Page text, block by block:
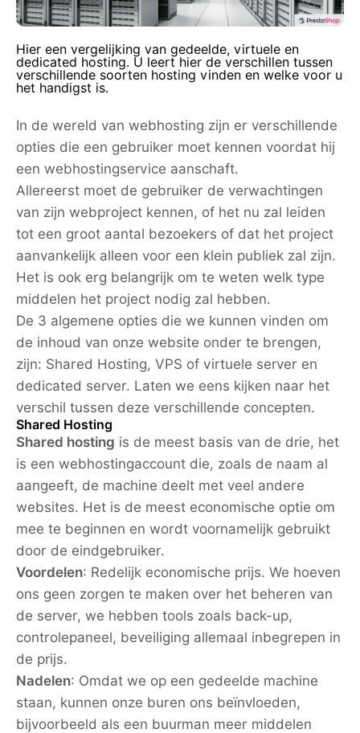
Hier een vergelijking van gedeelde, virtuele en
dedicated hosting. U leert hier de verschillen tussen
verschillende soorten hosting vinden en welke voor u
het handigst is.
In de wereld van webhosting zijn er verschillende
opties die een gebruiker moet kennen voordat hij
een webhostingservice aanschaft.
Allereerst moet de gebruiker de verwachtingen
van zijn webproject kennen, of het nu zal leiden
tot een groot aantal bezoekers of dat het project
aanvankelijk alleen voor een klein publiek zal zijn.
Het is ook erg belangrijk om te weten welk type
middelen het project nodig zal hebben.
De 3 algemene opties die we kunnen vinden om
de inhoud van onze website onder te brengen,
zijn: Shared Hosting, VPS of virtuele server en
dedicated server. Laten we eens kijken naar het
verschil tussen deze verschillende concepten.
Shared Hosting
Shared hosting is de meest basis van de drie, het
is een webhostingaccount die, zoals de naam al
aangeeft, de machine deelt met veel andere
websites. Het is de meest economische optie om
mee te beginnen en wordt voornamelijk gebruikt
door de eindgebruiker.
Voordelen: Redelijk economische prijs. We hoeven
ons geen zorgen te maken over het beheren van
de server, we hebben tools zoals back-up,
controlepaneel, beveiliging allemaal inbegrepen in
de prijs.
Nadelen: Omdat we op een gedeelde machine
staan, kunnen onze buren ons beïnvloeden,
bijvoorbeeld als een buurman meer middelen